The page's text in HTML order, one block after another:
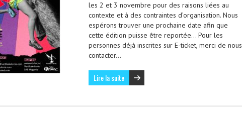
les 2 et 3 novembre pour des raisons liées au
contexte et à des contraintes d’organisation. Nous
espérons trouver une prochaine date afin que
cette édition puisse être reportée… Pour les
personnes déjà inscrites sur E-ticket, merci de nous
contacter…
Lire la suite